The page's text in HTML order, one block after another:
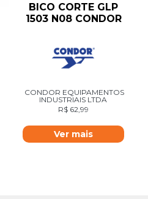
BICO CORTE GLP
1503 N08 CONDOR
CONDOR EQUIPAMENTOS
INDUSTRIAIS LTDA
R$ 62,99
Ver mais